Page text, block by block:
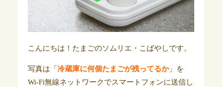
こんにちは！たまごのソムリエ・こばやしです。
写真は「 冷蔵庫に何個たまごが残ってるか」を
Wi-Fi無線ネットワークでスマートフォンに送信し